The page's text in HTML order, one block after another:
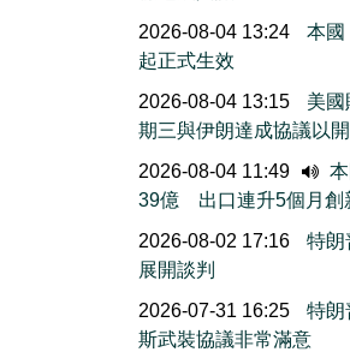
2026-08-04 13:24
本國
起正式生效
2026-08-04 13:15
美
期三與伊朗達成協議以
2026-08-04 11:49
39億 出口連升5個月創
2026-08-02 17:16
特朗
展開談判
2026-07-31 16:25
特朗
斯武裝協議非常滿意